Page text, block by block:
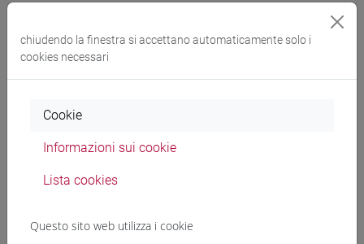
Programma
Docenti
CICILIOT Valentina - 30h Lezione
chiudendo la finestra si accettano automaticamente solo i
cookies necessari
Cookie
Informazioni sui cookie
Lista cookies
Questo sito web utilizza i cookie